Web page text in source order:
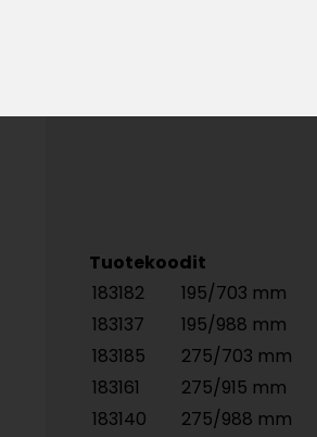
Tuotekoodit
183182
195/703 mm
183137
195/988 mm
183185
275/703 mm
183161
275/915 mm
183140
275/988 mm